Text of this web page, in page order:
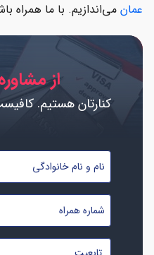
عمان می‌اندازیم. با ما همراه
از
کنارتان هستیم.
نام
نام
خانوادگی
*
شماره
موبایل
*
تابعیت